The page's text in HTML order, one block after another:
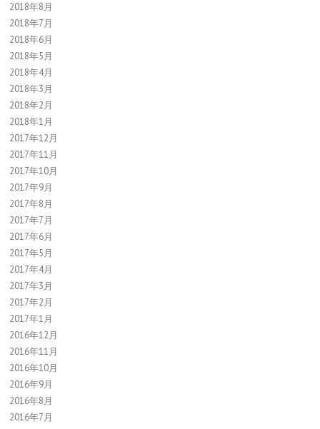
2018年8月
2018年7月
2018年6月
2018年5月
2018年4月
2018年3月
2018年2月
2018年1月
2017年12月
2017年11月
2017年10月
2017年9月
2017年8月
2017年7月
2017年6月
2017年5月
2017年4月
2017年3月
2017年2月
2017年1月
2016年12月
2016年11月
2016年10月
2016年9月
2016年8月
2016年7月